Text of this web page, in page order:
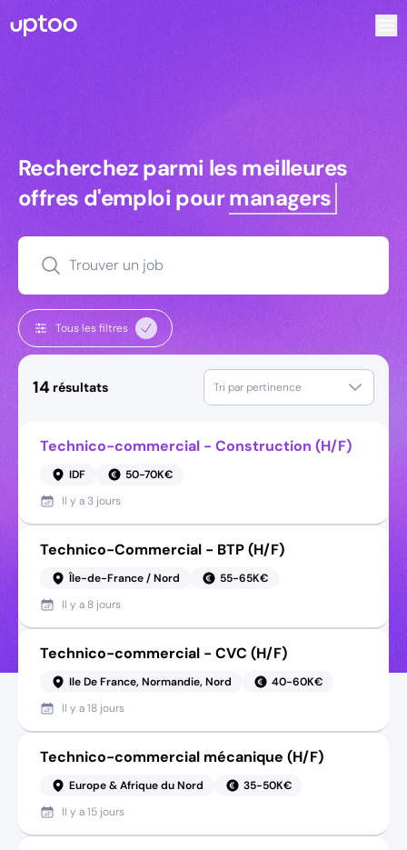
Recherchez parmi les meilleures
Recherchez parmi les meilleures
offres d'emploi pourmanagers
Trouver un job
Tous les filtres
14 résultats Tri par pertinence
Technico-commercial - Construction (H/F)
IDF
50-70K€
Il y a 3 jours
Technico-Commercial - BTP (H/F)
Île-de-France / Nord
55-65K€
Il y a 8 jours
Technico-commercial - CVC (H/F)
Ile De France, Normandie, Nord
40-60K€
Il y a18 jours
Technico-commercial mécanique (H/F)
Europe & Afrique du Nord
35-50K€
Il y a15 jours